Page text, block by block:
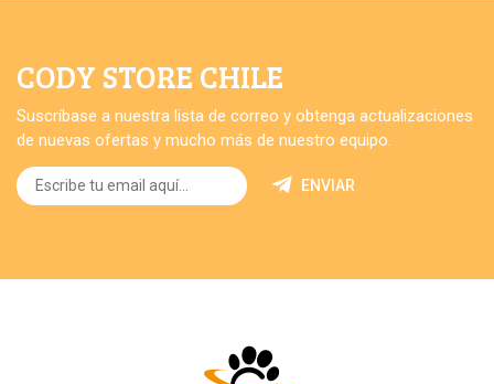
CODY STORE CHILE
Suscríbase a nuestra lista de correo y obtenga actualizaciones
de nuevas ofertas y mucho más de nuestro equipo.
ENVIAR